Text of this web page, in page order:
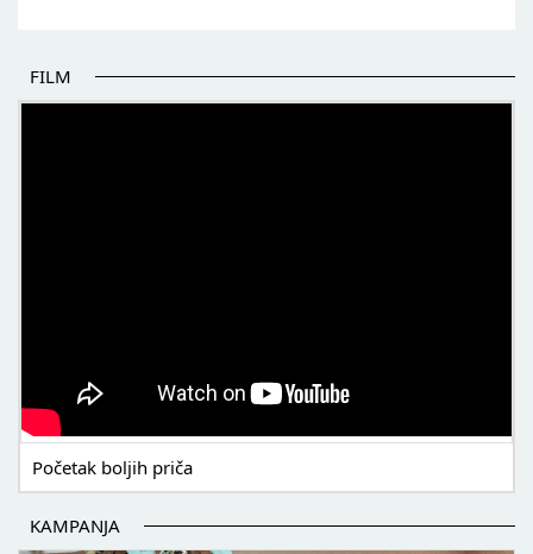
FILM
Početak boljih priča
KAMPANJA